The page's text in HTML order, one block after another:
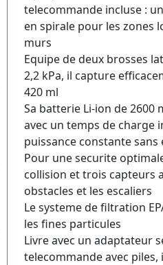
telecommande incluse :
en spirale pour les zones
murs
Equipe de deux brosses
2,2 kPa, il capture
420 ml
Sa batterie Li-ion de
avec un temps de charge
puissance constante
Pour une securite
collision et trois capteurs
obstacles et les escaliers
Le systeme de filtration
les fines particules
Livre avec un adaptateur
telecommande avec